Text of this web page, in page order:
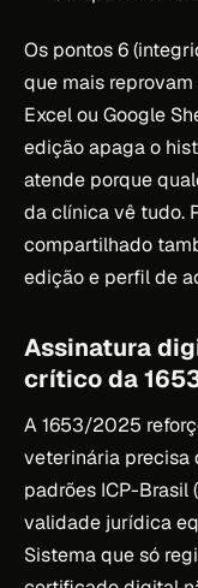
Os pontos 6
que mais
Excel ou Google
edição apaga o
atende porque
da clínica vê tudo.
compartilhado
edição e perfil de
Assinatura
crítico da
A 1653/2025
veterinária precisa
padrões ICP-Brasil
validade jurídica
Sistema que só